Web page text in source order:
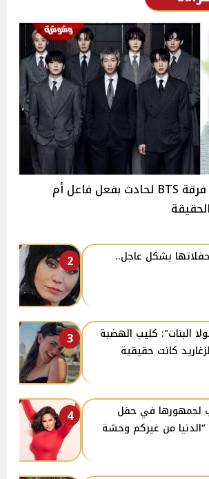
هل تعرض بطل فرقة BTS لحادث بفعل فاعل أم
2
بشكل عاجل..
3
البنات": كليب الهضبة
كانت حقيقية
4
لجمهورها في حفل
من غيركم وحشة